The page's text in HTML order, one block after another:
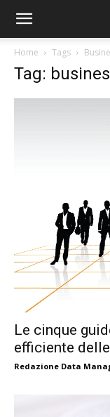
Home Tags
Tag:
Le cinque
efficiente
Redazione Data